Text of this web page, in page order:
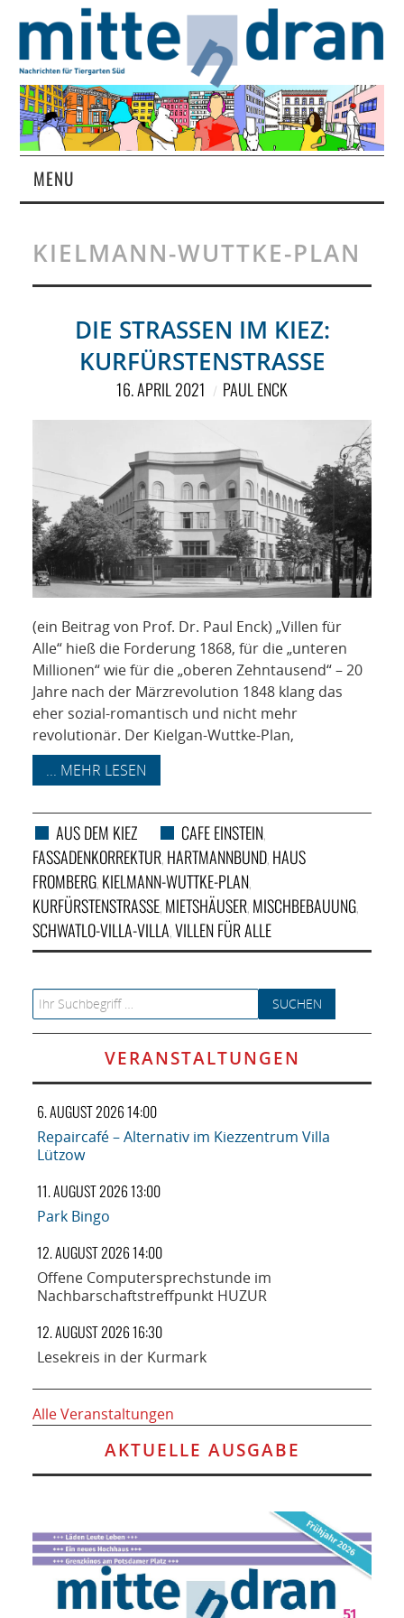
MENU
MAGAZIN
ÜBER UNS
RUBRIKEN
KONTAKT
KIELMANN-WUTTKE-PLAN
DIE STRASSEN IM KIEZ: K
URFÜRSTENSTRASSE
16. APRIL 2021 PAUL ENCK
(ein Beitrag von Prof. Dr. Paul Enck) „Villen für
Alle“ hieß die Forderung 1868, für die „unteren
Millionen“ wie für die „oberen Zehntausend“ – 20
Jahre nach der Märzrevolution 1848 klang das
eher sozial-romantisch und nicht mehr
revolutionär. Der Kielgan-Wuttke-Plan,
... MEHR LESEN
AUS DEM KIEZ CAFE EINSTEIN,
FASSADENKORREKTUR, HARTMANNBUND, HAUS
FROMBERG, KIELMANN-WUTTKE-PLAN,
KURFÜRSTENSTRASSE , MIETSHÄUSER, MISCHBEBAUUNG,
SCHWATLO-VILLA-VILLA,VILLEN FÜR ALLE
Search for:
VERANSTALTUNGEN
6. AUGUST 2026 14:00
Repaircafé – Alternativ im Kiezzentrum Villa
Lützow
11. AUGUST 2026 13:00
Park Bingo
12. AUGUST 2026 14:00
Offene Computersprechstunde im
Nachbarschaftstreffpunkt HUZUR
12. AUGUST 2026 16:30
Lesekreis in der Kurmark
Alle Veranstaltungen
AKTUELLE AUSGABE